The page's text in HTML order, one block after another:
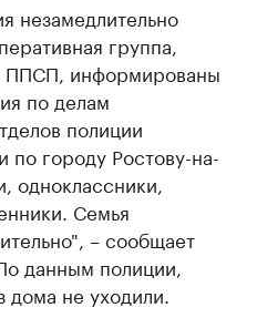
незамедлительно
группа,
ППСП, информированы
по делам
полиции
городу Ростову-на-
одноклассники,
Семья
– сообщает
данным полиции,
не уходили.